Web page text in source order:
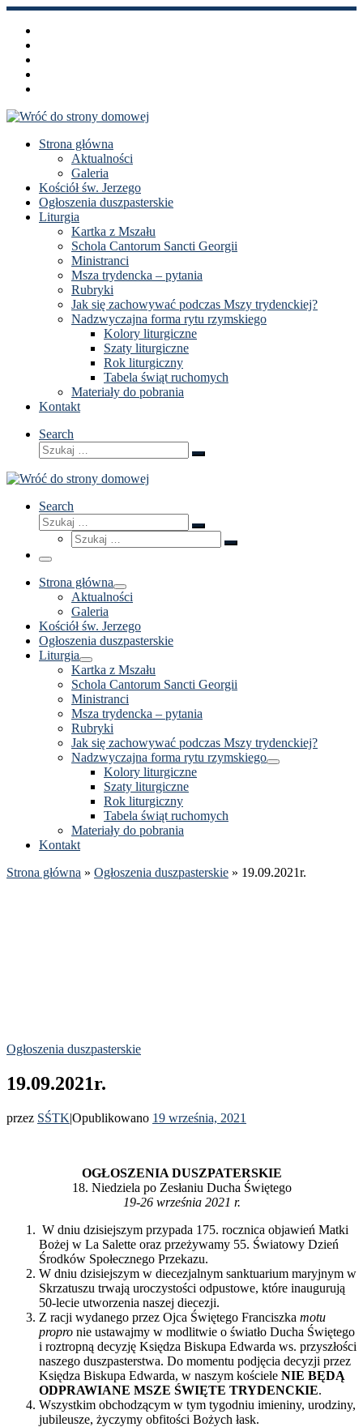
Przejdź
treści
Strona główna
Aktualności
Galeria
Kościół św. Jerzego
Ogłoszenia duszpasterskie
Liturgia
Kartka z Mszału
Schola Cantorum Sancti Georgii
Ministranci
Msza trydencka – pytania
Rubryki
Jak się zachowywać podczas Mszy trydenckiej?
Nadzwyczajna forma rytu rzymskiego
Kolory liturgiczne
Szaty liturgiczne
Rok liturgiczny
Tabela świąt ruchomych
Materiały do pobrania
Kontakt
Search
Szukaj
Szukaj
Search
Szukaj
Szukaj
Szukaj
Szukaj
Menu
Strona główna
Aktualności
Galeria
Kościół św. Jerzego
Ogłoszenia duszpasterskie
Liturgia
Kartka z Mszału
Schola Cantorum Sancti Georgii
Ministranci
Msza trydencka – pytania
Rubryki
Jak się zachowywać podczas Mszy trydenckiej?
Nadzwyczajna forma rytu rzymskiego
Kolory liturgiczne
Szaty liturgiczne
Rok liturgiczny
Tabela świąt ruchomych
Materiały do pobrania
Kontakt
Strona główna » Ogłoszenia duszpasterskie » 19.09.2021r.
Ogłoszenia duszpasterskie
19.09.2021r.
przez SŚTK|Opublikowano 19 września, 2021
OGŁOSZENIA DUSZPATERSKIE
18. Niedziela po Zesłaniu Ducha Świętego
19-26 września 2021 r.
W dniu dzisiejszym przypada 175. rocznica objawień Matki
Bożej w La Salette oraz przeżywamy 55. Światowy Dzień
Środków Społecznego Przekazu.
W dniu dzisiejszym w diecezjalnym sanktuarium maryjnym w
Skrzatuszu trwają uroczystości odpustowe, które inaugurują
50-lecie utworzenia naszej diecezji.
Z racji wydanego przez Ojca Świętego Franciszka motu
propro nie ustawajmy w modlitwie o światło Ducha Świętego
i roztropną decyzję Księdza Biskupa Edwarda ws. przyszłości
naszego duszpasterstwa. Do momentu podjęcia decyzji przez
Księdza Biskupa Edwarda, w naszym kościele NIE BĘDĄ
ODPRAWIANE MSZE ŚWIĘTE TRYDENCKIE.
Wszystkim obchodzącym w tym tygodniu imieniny, urodziny,
jubileusze, życzymy obfitości Bożych łask.